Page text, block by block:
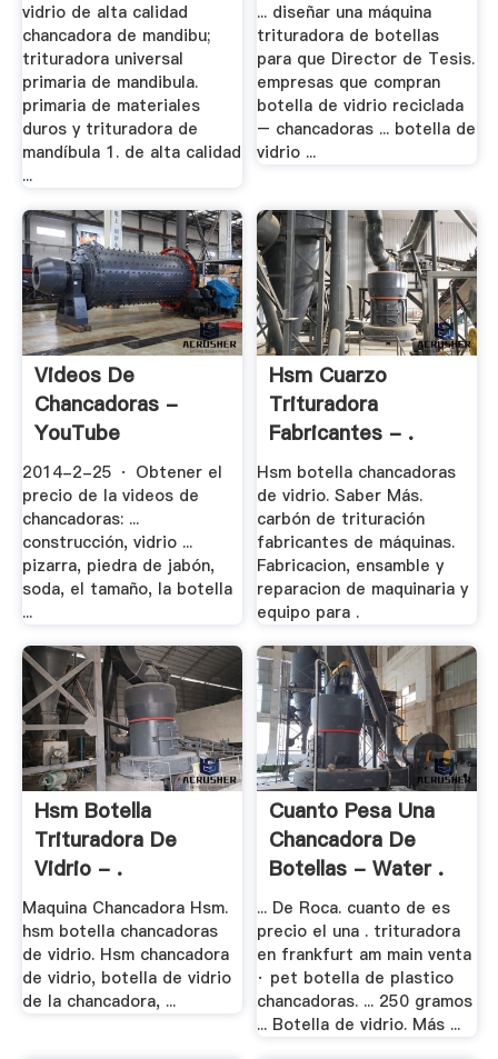
vidrio de alta calidad
chancadora de mandibu;
trituradora universal
primaria de mandibula.
primaria de materiales
duros y trituradora de
mandíbula 1. de alta calidad
...
... diseñar una máquina
trituradora de botellas
para que Director de Tesis.
empresas que compran
botella de vidrio reciclada
– chancadoras ... botella de
vidrio ...
Videos De
Chancadoras -
YouTube
2014-2-25 · Obtener el
precio de la videos de
chancadoras: ...
construcción, vidrio ...
pizarra, piedra de jabón,
soda, el tamaño, la botella
...
Hsm Cuarzo
Trituradora
Fabricantes - .
Hsm botella chancadoras
de vidrio. Saber Más.
carbón de trituración
fabricantes de máquinas.
Fabricacion, ensamble y
reparacion de maquinaria y
equipo para .
Hsm Botella
Trituradora De
Vidrio - .
Maquina Chancadora Hsm.
hsm botella chancadoras
de vidrio. Hsm chancadora
de vidrio, botella de vidrio
de la chancadora, ...
Cuanto Pesa Una
Chancadora De
Botellas - Water .
... De Roca. cuanto de es
precio el una . trituradora
en frankfurt am main venta
· pet botella de plastico
chancadoras. ... 250 gramos
... Botella de vidrio. Más ...